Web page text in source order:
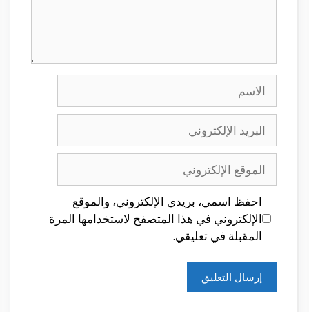
الإلكتروني
الإلكتروني
احفظ اسمي، بريدي الإلكتروني، والموقع
الإلكتروني في هذا المتصفح لاستخدامها المرة
المقبلة في تعليقي.